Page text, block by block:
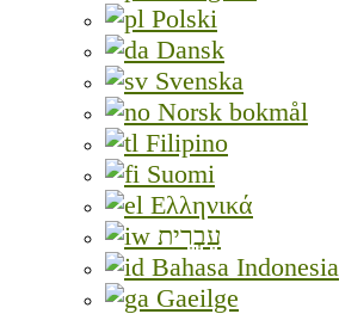
Polski
Dansk
Svenska
Norsk bokmål
Filipino
Suomi
Ελληνικά
עִבְרִית
Bahasa Indonesia
Gaeilge